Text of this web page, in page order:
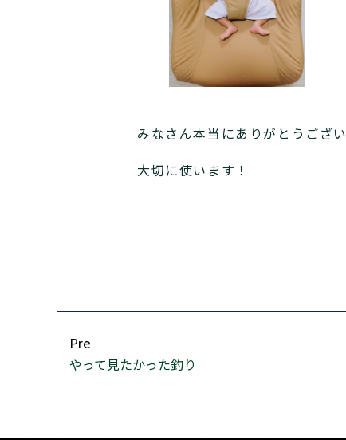
みなさん本当にありがとうござ
大切に使います！
Pre
やって見たかった釣り